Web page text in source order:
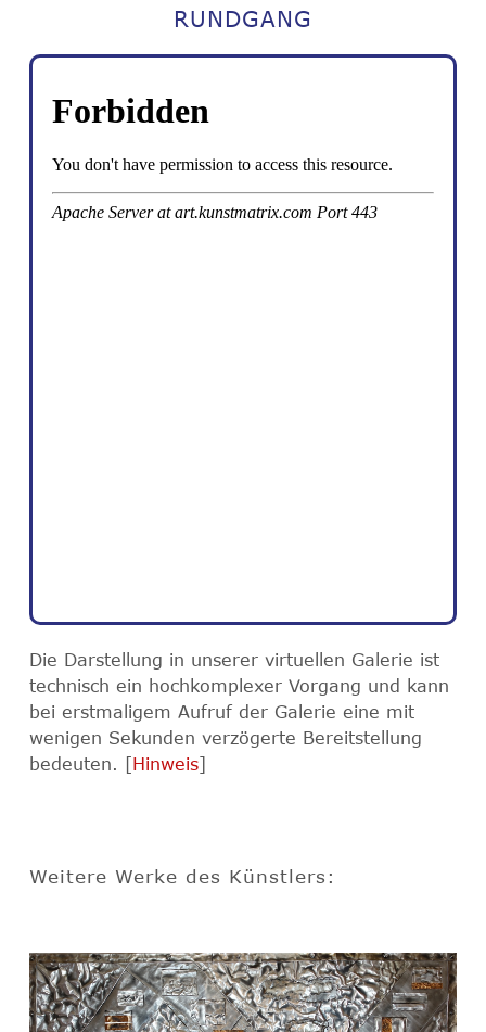
RUNDGANG
Die Darstellung in unserer virtuellen Galerie ist
technisch ein hochkomplexer Vorgang und kann
bei erstmaligem Aufruf der Galerie eine mit
wenigen Sekunden verzögerte Bereitstellung
bedeuten. [Hinweis]
Weitere Werke des Künstlers: